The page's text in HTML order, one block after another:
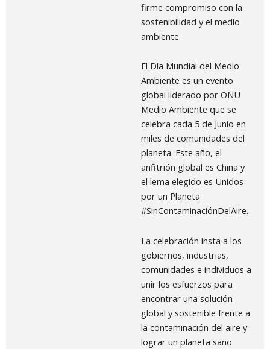
firme compromiso con la
sostenibilidad y el medio
ambiente.
El Día Mundial del Medio
Ambiente es un evento
global liderado por ONU
Medio Ambiente que se
celebra cada 5 de Junio en
miles de comunidades del
planeta. Este año, el
anfitrión global es China y
el lema elegido es Unidos
por un Planeta
#SinContaminaciónDelAire.
La celebración insta a los
gobiernos, industrias,
comunidades e individuos a
unir los esfuerzos para
encontrar una solución
global y sostenible frente a
la contaminación del aire y
lograr un planeta sano